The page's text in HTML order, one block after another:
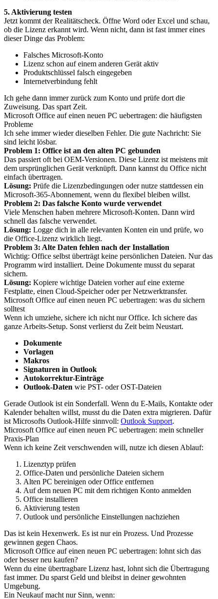
5. Aktivierung testen
Jetzt kommt der Realitätscheck. Öffne Word oder Excel und schau,
ob die Lizenz erkannt wird. Wenn nicht, dann ist fast immer eines
dieser Dinge das Problem:
Falsches Microsoft-Konto
Lizenz schon auf einem anderen Gerät aktiv
Produktschlüssel falsch eingegeben
Internetverbindung fehlt
Ich gehe dann immer zurück zum Konto und prüfe dort die
Zuweisung. Das spart Zeit.
Microsoft Office auf einen neuen PC uebertragen: die häufigsten
Probleme
Ich sehe immer wieder dieselben Fehler. Die gute Nachricht: Sie
sind leicht lösbar.
Problem 1: Office ist an den alten PC gebunden
Das passiert oft bei OEM-Versionen. Diese Lizenz ist meistens mit
dem ursprünglichen Gerät verknüpft. Dann kannst du Office nicht
einfach übertragen.
Lösung: Prüfe die Lizenzbedingungen oder nutze stattdessen ein
Microsoft-365-Abonnement, wenn du flexibel bleiben willst.
Problem 2: Das falsche Konto wurde verwendet
Viele Menschen haben mehrere Microsoft-Konten. Dann wird
schnell das falsche verwendet.
Lösung: Logge dich in alle relevanten Konten ein und prüfe, wo
die Office-Lizenz wirklich liegt.
Problem 3: Alte Daten fehlen nach der Installation
Wichtig: Office selbst überträgt keine persönlichen Dateien. Nur das
Programm wird installiert. Deine Dokumente musst du separat
sichern.
Lösung: Kopiere wichtige Dateien vorher auf eine externe
Festplatte, einen Cloud-Speicher oder per Netzwerktransfer.
Microsoft Office auf einen neuen PC uebertragen: was du sichern
solltest
Wenn ich umziehe, sichere ich nicht nur Office. Ich sichere das
ganze Arbeits-Setup. Sonst verlierst du Zeit beim Neustart.
Dokumente
Vorlagen
Makros
Signaturen in Outlook
Autokorrektur-Einträge
Outlook-Daten wie PST- oder OST-Dateien
Gerade Outlook ist ein Sonderfall. Wenn du E-Mails, Kontakte oder
Kalender behalten willst, musst du die Daten extra migrieren. Dafür
ist Microsofts Outlook-Hilfe sinnvoll: Outlook Support.
Microsoft Office auf einen neuen PC uebertragen: mein schneller
Praxis-Plan
Wenn ich keine Zeit verschwenden will, nutze ich diesen Ablauf:
Lizenztyp prüfen
Office-Daten und persönliche Dateien sichern
Alten PC bereinigen oder Office entfernen
Auf dem neuen PC mit dem richtigen Konto anmelden
Office installieren
Aktivierung testen
Outlook und persönliche Einstellungen nachziehen
Das ist kein Hexenwerk. Es ist nur ein Prozess. Und Prozesse
gewinnen gegen Chaos.
Microsoft Office auf einen neuen PC uebertragen: lohnt sich das
oder besser neu kaufen?
Wenn du eine übertragbare Lizenz hast, lohnt sich die Übertragung
fast immer. Du sparst Geld und bleibst in deiner gewohnten
Umgebung.
Ein Neukauf macht nur Sinn, wenn: